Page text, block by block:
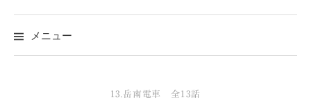
ッ
プ メニュー
13.岳南電車 全13話